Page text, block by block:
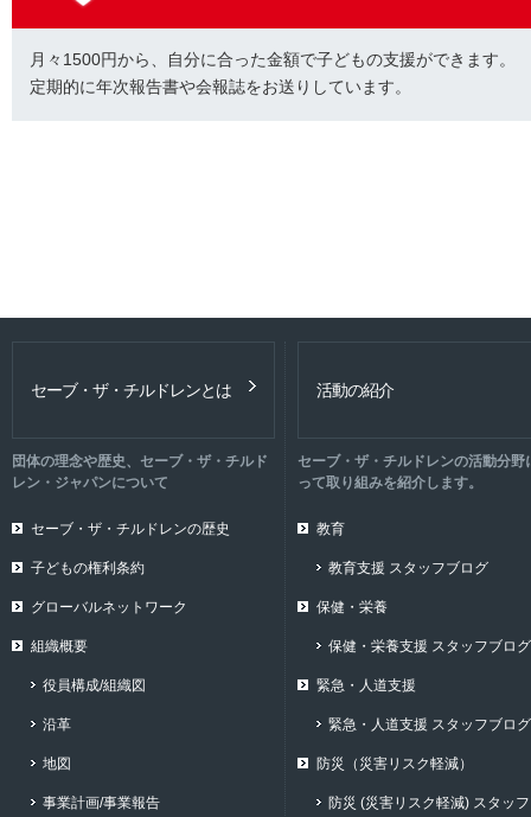
月々1500円から、自分に合った金額で子どもの支援ができます。
定期的に年次報告書や会報誌をお送りしています。
セーブ・ザ・チルドレンとは
団体の理念や歴史、セーブ・ザ・チルド
レン・ジャパンについて
セーブ・ザ・チルドレンの歴史
子どもの権利条約
グローバルネットワーク
組織概要
役員構成/組織図
沿革
地図
事業計画/事業報告
活動の紹介
セーブ・ザ・チルドレンの活動分野
って取り組みを紹介します。
教育
教育支援 スタッフブログ
保健・栄養
保健・栄養支援 スタッフブログ
緊急・人道支援
緊急・人道支援 スタッフブログ
防災（災害リスク軽減）
防災 (災害リスク軽減) スタッフ